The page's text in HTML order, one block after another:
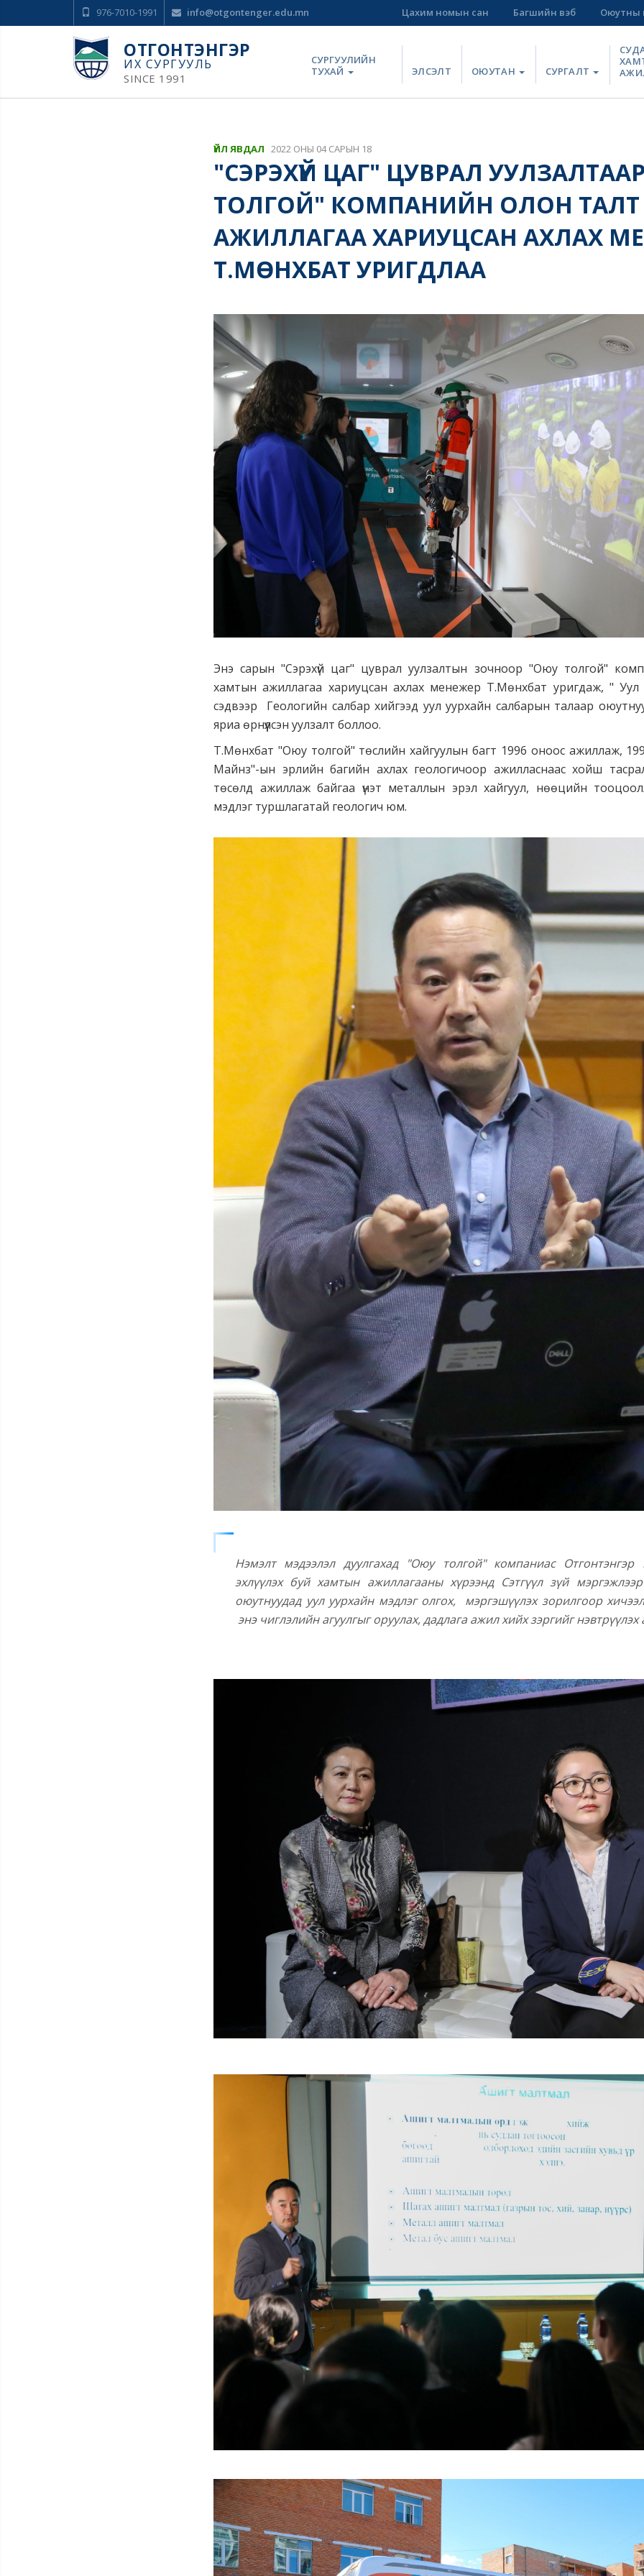
976-7010-1991 info@otgontenger.edu.mn Цахим номын сан Багшийн вэб Оюутны
ОТГОНТЭНГЭР
ИХ СУРГУУЛЬ
SINCE 1991
СУРГУУЛИЙН
ТУХАЙ
ЭЛСЭЛТ ОЮУТАН СУРГАЛТ
ҮЙЛ ЯВДАЛ 2022 ОНЫ 04 САРЫН 18
"СЭРЭХҮЙ ЦАГ" ЦУВРАЛ
ТОЛГОЙ" КОМПАНИЙН ОЛОН
АЖИЛЛАГАА ХАРИУЦСАН АХЛАХ
Т.МӨНХБАТ УРИГДЛАА
Энэ сарын "Сэрэхүй цаг" цуврал уулзалтын зочноор "Оюу толгой"
хамтын ажиллагаа хариуцсан ахлах менежер Т.Мөнхбат уригдаж, " Уул
сэдвээр Геологийн салбар хийгээд уул уурхайн салбарын талаар
яриа өрнүүлсэн уулзалт боллоо.
Т.Мөнхбат "Оюу толгой" төслийн хайгуулын багт 1996 оноос ажиллаж,
Майнз"-ын эрлийн багийн ахлах геологичоор ажилласнаас хойш
төсөлд ажиллаж байгаа үнэт металлын эрэл хайгуул, нөөцийн
мэдлэг туршлагатай геологич юм.
Нэмэлт мэдээлэл дуулгахад "Оюу толгой" компаниас Отгонтэнгэр
эхлүүлэх буй хамтын ажиллагааны хүрээнд Сэтгүүл зүй
оюутнуудад уул уурхайн мэдлэг олгох, мэргэшүүлэх зорилгоор
энэ чиглэлийн агуулгыг оруулах, дадлага ажил хийх зэргийг нэвтрүүлэх